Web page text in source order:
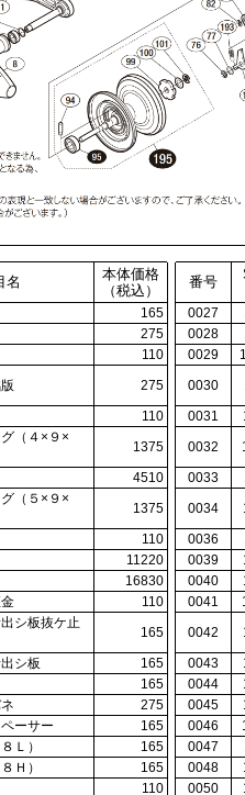
名
本体価格
（税込）
番号
165 0027
275 0028
110 0029
275 0030
110 0031
（４×９×
1375 0032
4510 0033
（５×９×
1375 0034
110 0036
11220 0039
16830 0040
110 0041
シ板抜ケ止
165 0042
シ板 165 0043
165 0044
275 0045
ーサー 165 0046
Ｌ） 165 0047
Ｈ） 165 0048
110 0050